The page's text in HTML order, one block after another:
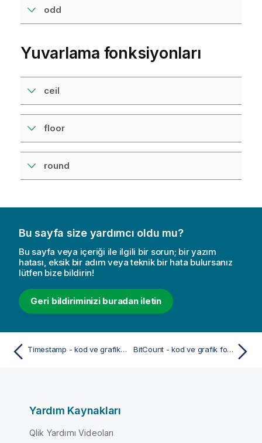
odd
Yuvarlama fonksiyonları
ceil
floor
round
Bu sayfa size yardımcı oldu mu?
Bu sayfa veya içeriği ile ilgili bir sorun; bir yazım
hatası, eksik bir adım veya teknik bir hata bulursanız
lütfen bize bildirin!
Geri bildiriminizi buradan iletin
Timestamp - kod ve grafik fonksiyonu BitCount - kod ve grafik fonksiyonu
Yardım Kaynakları
Qlik Yardımı Videoları